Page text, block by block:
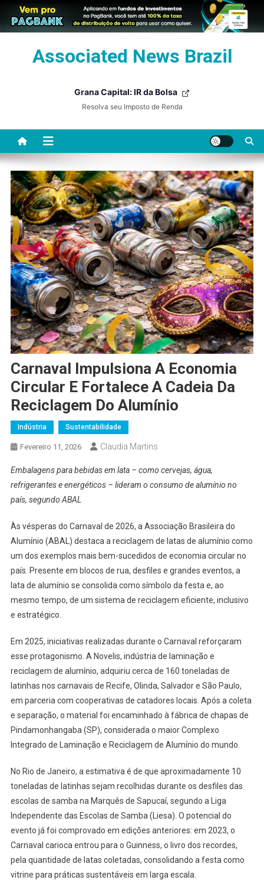
Associated News Brazil
Grana Capital: IR da Bolsa
Resolva seu Imposto de Renda
Carnaval Impulsiona A Economia
Circular E Fortalece A Cadeia Da
Reciclagem Do Alumínio
Indústria Sustentabilidade
Fevereiro 11, 2026 Claudia Martins
Embalagens para bebidas em lata – como cervejas, água,
refrigerantes e energéticos – lideram o consumo de alumínio no
país, segundo ABAL
Às vésperas do Carnaval de 2026, a Associação Brasileira do
Alumínio (ABAL) destaca a reciclagem de latas de alumínio como
um dos exemplos mais bem-sucedidos de economia circular no
país. Presente em blocos de rua, desfiles e grandes eventos, a
lata de alumínio se consolida como símbolo da festa e, ao
mesmo tempo, de um sistema de reciclagem eficiente, inclusivo
e estratégico.
Em 2025, iniciativas realizadas durante o Carnaval reforçaram
esse protagonismo. A Novelis, indústria de laminação e
reciclagem de alumínio, adquiriu cerca de 160 toneladas de
latinhas nos carnavais de Recife, Olinda, Salvador e São Paulo,
em parceria com cooperativas de catadores locais. Após a coleta
e separação, o material foi encaminhado à fábrica de chapas de
Pindamonhangaba (SP), considerada o maior Complexo
Integrado de Laminação e Reciclagem de Alumínio do mundo.
No Rio de Janeiro, a estimativa é de que aproximadamente 10
toneladas de latinhas sejam recolhidas durante os desfiles das
escolas de samba na Marquês de Sapucaí, segundo a Liga
Independente das Escolas de Samba (Liesa). O potencial do
evento já foi comprovado em edições anteriores: em 2023, o
Carnaval carioca entrou para o Guinness, o livro dos recordes,
pela quantidade de latas coletadas, consolidando a festa como
vitrine para práticas sustentáveis em larga escala.